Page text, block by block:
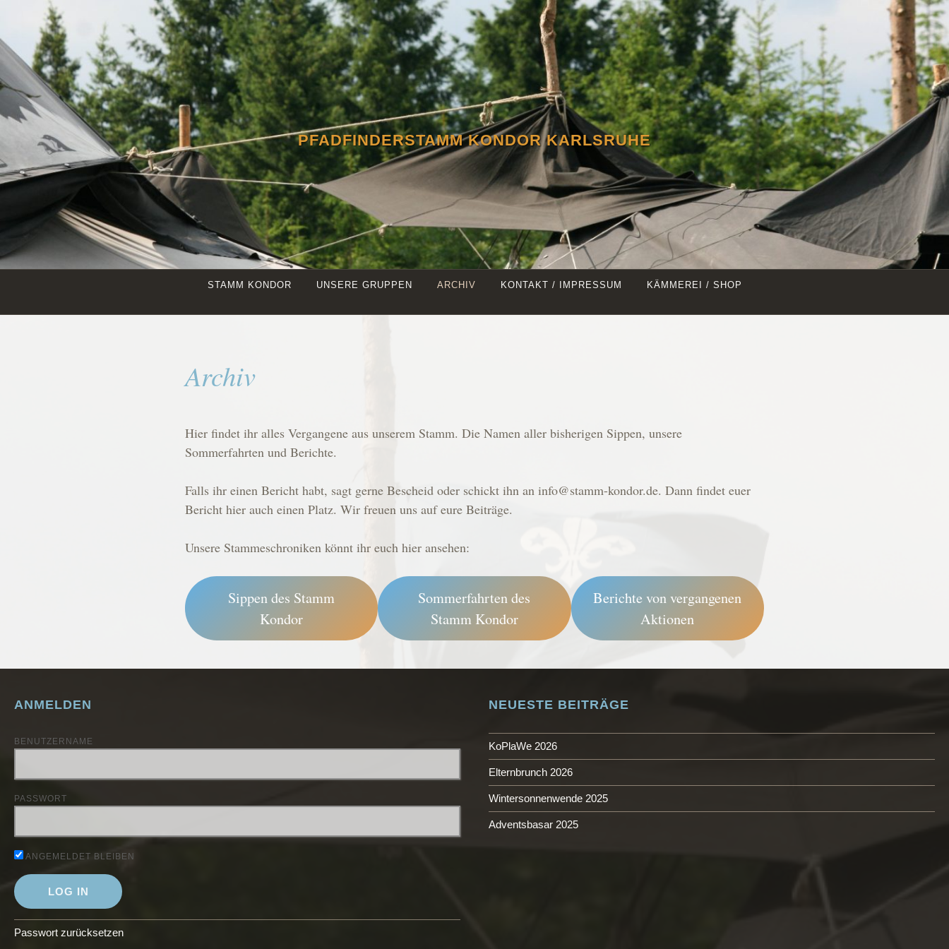
springen
PFADFINDERSTAMM KONDOR KARLSRUHE
STAMM KONDOR UNSERE GRUPPEN ARCHIV KONTAKT / IMPRESSUM KÄMMEREI / SHOP
Archiv
Hier findet ihr alles Vergangene aus unserem Stamm. Die Namen aller bisherigen Sippen, unsere
Sommerfahrten und Berichte.
Falls ihr einen Bericht habt, sagt gerne Bescheid oder schickt ihn an info@stamm-kondor.de. Dann findet euer
Bericht hier auch einen Platz. Wir freuen uns auf eure Beiträge.
Unsere Stammeschroniken könnt ihr euch hier ansehen:
Sippen des Stamm
Kondor
Sommerfahrten des
Stamm Kondor
Berichte von vergangenen
Aktionen
ANMELDEN
BENUTZERNAME
PASSWORT
ANGEMELDET BLEIBEN
Passwort zurücksetzen
NEUESTE BEITRÄGE
KoPlaWe 2026
Elternbrunch 2026
Wintersonnenwende 2025
Adventsbasar 2025